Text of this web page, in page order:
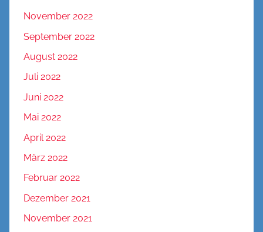
November 2022
September 2022
August 2022
Juli 2022
Juni 2022
Mai 2022
April 2022
März 2022
Februar 2022
Dezember 2021
November 2021